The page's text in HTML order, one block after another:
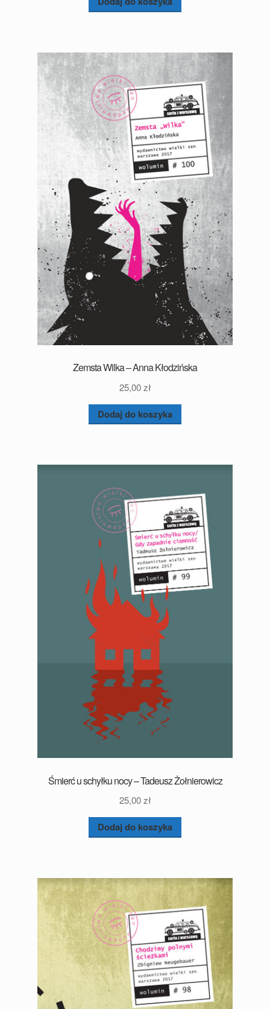
Zemsta Wilka – Anna Kłodzińska
25,00zł
Dodaj do koszyka
Śmierć u schyłku nocy – Tadeusz Żołnierowicz
25,00zł
Dodaj do koszyka